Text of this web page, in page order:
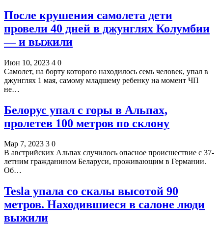
После крушения самолета дети
провели 40 дней в джунглях Колумбии
— и выжили
Июн 10, 2023 4 0
Самолет, на борту которого находилось семь человек, упал в
джунглях 1 мая, самому младшему ребенку на момент ЧП
не…
Белорус упал с горы в Альпах,
пролетев 100 метров по склону
Мар 7, 2023 3 0
В австрийских Альпах случилось опасное происшествие с 37-
летним гражданином Беларуси, проживающим в Германии.
Об…
Tesla упала со скалы высотой 90
метров. Находившиеся в салоне люди
выжили